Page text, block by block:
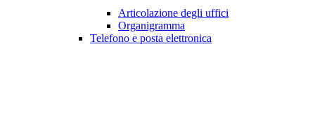
Articolazione degli uffici
Organigramma
Telefono e posta elettronica